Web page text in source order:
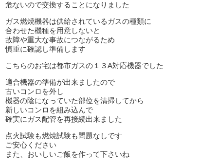
危ないので交換することになりました
ガス燃焼機器は供給されているガスの種類に
合わせた機種を用意しないと
故障や重大な事故につながるため
慎重に確認し準備します
こちらのお宅は都市ガスの１３A対応機器でした
適合機器の準備が出来ましたので
古いコンロを外し
機器の陰になっていた部位を清掃してから
新しいコンロを組み込んで
確実にガス配管を再接続出来ました
点火試験も燃焼試験も問題なしです
ご安心ください
また、おいしいご飯を作って下さいね